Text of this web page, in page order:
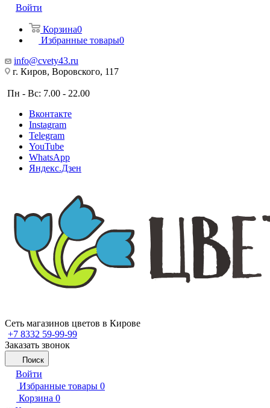
Войти
Корзина0
Избранные товары0
info@cvety43.ru
г. Киров, Воровского, 117
Пн - Вс: 7.00 - 22.00
Вконтакте
Instagram
Telegram
YouTube
WhatsApp
Яндекс.Дзен
Сеть магазинов цветов в Кирове
+7 8332 59-99-99
Заказать звонок
Поиск
Войти
Избранные товары 0
Корзина 0